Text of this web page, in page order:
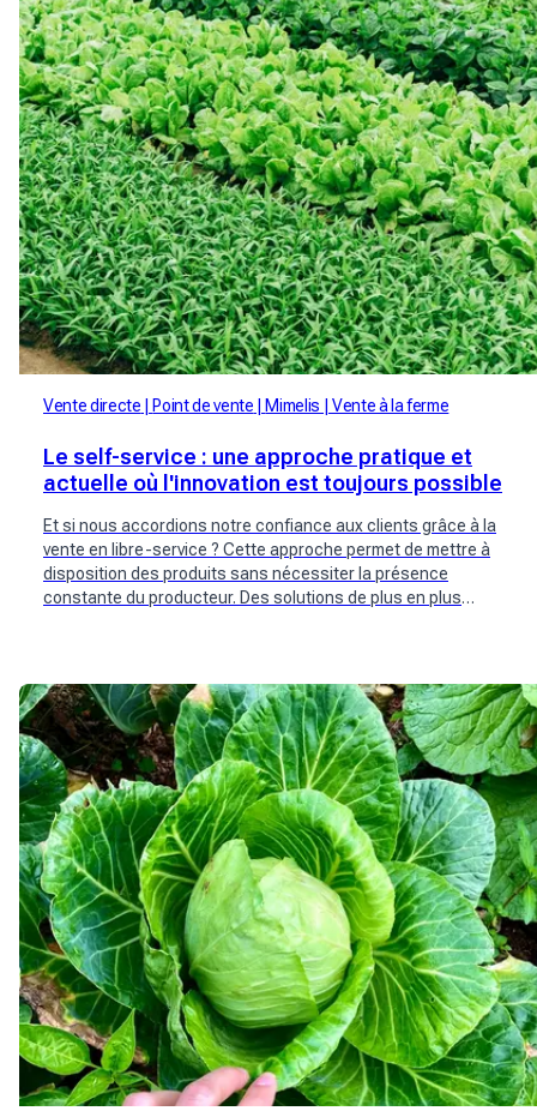
Vente directe Point de vente Mimelis Vente à la ferme
Le self-service : une approche pratique et
actuelle où l'innovation est toujours possible
Et si nous accordions notre confiance aux clients grâce à la
vente en libre-service ? Cette approche permet de mettre à
disposition des produits sans nécessiter la présence
constante du producteur. Des solutions de plus en plus
tout simplement trouver de nouveaux clients !